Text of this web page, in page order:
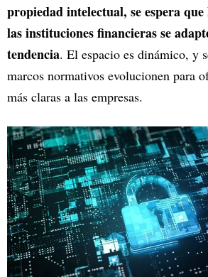
propiedad intelectual, se espera
las instituciones financieras se
tendencia. El espacio es dinámico, y
marcos normativos evolucionen para
más claras a las empresas.